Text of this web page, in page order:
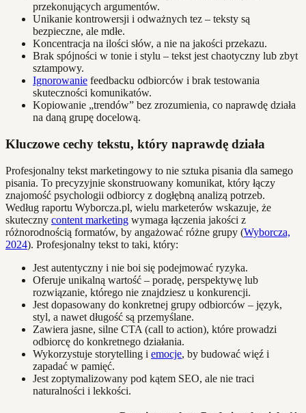
przekonujących argumentów.
Unikanie kontrowersji i odważnych tez – teksty są
bezpieczne, ale mdłe.
Koncentracja na ilości słów, a nie na jakości przekazu.
Brak spójności w tonie i stylu – tekst jest chaotyczny lub zbyt
sztampowy.
Ignorowanie feedbacku odbiorców i brak testowania
skuteczności komunikatów.
Kopiowanie „trendów” bez zrozumienia, co naprawdę działa
na daną grupę docelową.
Kluczowe cechy tekstu, który naprawdę działa
Profesjonalny tekst marketingowy to nie sztuka pisania dla samego
pisania. To precyzyjnie skonstruowany komunikat, który łączy
znajomość psychologii odbiorcy z dogłębną analizą potrzeb.
Według raportu Wyborcza.pl, wielu marketerów wskazuje, że
skuteczny content marketing wymaga łączenia jakości z
różnorodnością formatów, by angażować różne grupy (Wyborcza,
2024). Profesjonalny tekst to taki, który:
Jest autentyczny i nie boi się podejmować ryzyka.
Oferuje unikalną wartość – poradę, perspektywę lub
rozwiązanie, którego nie znajdziesz u konkurencji.
Jest dopasowany do konkretnej grupy odbiorców – język,
styl, a nawet długość są przemyślane.
Zawiera jasne, silne CTA (call to action), które prowadzi
odbiorcę do konkretnego działania.
Wykorzystuje storytelling i emocje, by budować więź i
zapadać w pamięć.
Jest zoptymalizowany pod kątem SEO, ale nie traci
naturalności i lekkości.